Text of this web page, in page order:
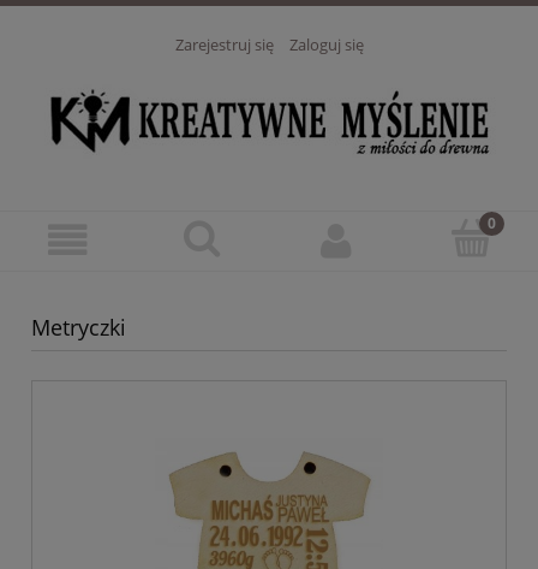
Zarejestruj się Zaloguj się
Metryczki